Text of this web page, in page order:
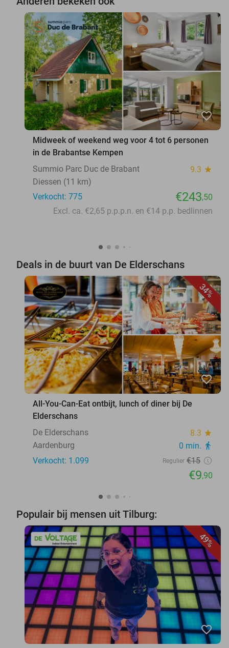
favorite_border
Midweek of weekend weg voor 4 tot 6 personen
in de Brabantse Kempen
Summio Parc Duc de Brabant
9.3 star
Diessen (11 km)
Verkocht: 775
€243,50
Excl. ca. €2,65 p.p.p.n. en €14 p.p. bedlinnen
Deals in de buurt van De Elderschans
34%
favorite_border
All-You-Can-Eat ontbijt, lunch of diner bij De
Elderschans
De Elderschans
8.3 star
Aardenburg 0 min. directions_walk
Verkocht: 1.099 Regulier €15
€9,90
Populair bij mensen uit Tilburg:
49%
favorite_border